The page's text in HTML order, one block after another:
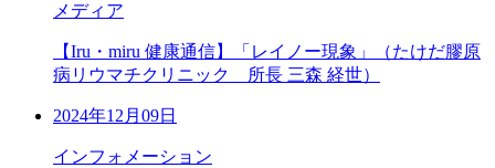
メディア
【Iru・miru 健康通信】「レイノー現象」（たけだ膠原
病リウマチクリニック 所長 三森 経世）
2024年12月09日
インフォメーション